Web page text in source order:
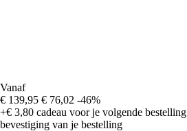
Vanaf
€ 139,95 € 76,02 -46%
+€ 3,80 cadeau voor je volgende bestelling
bevestiging van je bestelling